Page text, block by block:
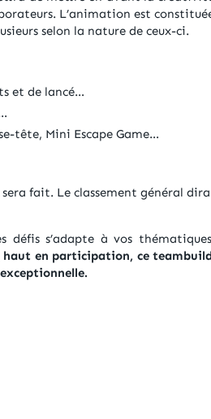
L’animation est
selon la nature de ceux-ci.
et de lancé…
tête, Mini Escape Game…
sera fait. Le classement général
défis s’adapte à vos
haut en participation, ce